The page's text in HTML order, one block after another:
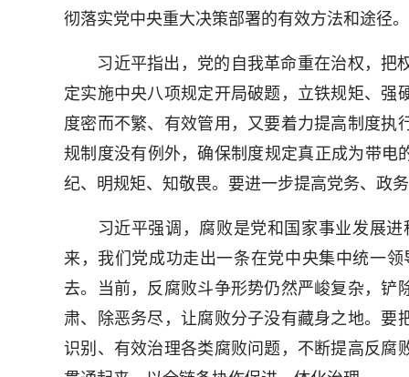
彻落实党中央重大决策部署的有效方法和途径
习近平指出，党的自我革命重在治权，把
定实施中央八项规定开局破题，立铁规矩、
度密而不繁、有效管用，又要着力提高制度
规制度没有例外，确保制度规定真正成为带电
纪、明规矩、知敬畏。要进一步提高党务、政
习近平强调，腐败是党和国家事业发展进
来，我们党成功走出一条在党中央集中统一
去。当前，反腐败斗争形势仍然严峻复杂，
肃、除恶务尽，让腐败分子没有藏身之地。
识别、有效治理各类腐败问题，不断提高反